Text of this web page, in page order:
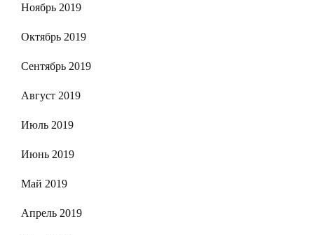
Ноябрь 2019
Октябрь 2019
Сентябрь 2019
Август 2019
Июль 2019
Июнь 2019
Май 2019
Апрель 2019